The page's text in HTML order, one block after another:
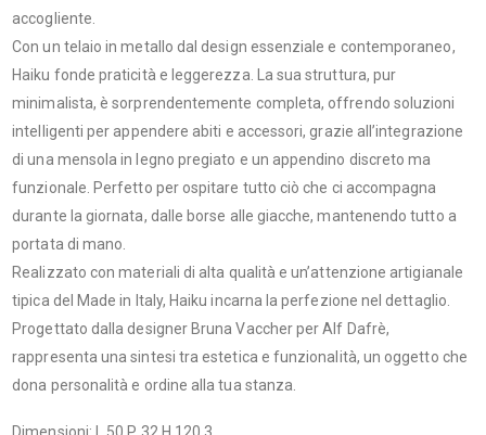
accogliente.
Con un telaio in metallo dal design essenziale e contemporaneo,
Haiku fonde praticità e leggerezza. La sua struttura, pur
minimalista, è sorprendentemente completa, offrendo soluzioni
intelligenti per appendere abiti e accessori, grazie all’integrazione
di una mensola in legno pregiato e un appendino discreto ma
funzionale. Perfetto per ospitare tutto ciò che ci accompagna
durante la giornata, dalle borse alle giacche, mantenendo tutto a
portata di mano.
Realizzato con materiali di alta qualità e un’attenzione artigianale
tipica del Made in Italy, Haiku incarna la perfezione nel dettaglio.
Progettato dalla designer Bruna Vaccher per Alf Dafrè,
rappresenta una sintesi tra estetica e funzionalità, un oggetto che
dona personalità e ordine alla tua stanza.